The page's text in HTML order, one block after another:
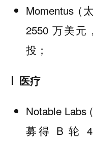
Momentus (
2550 万美元
投；
医疗
Notable Labs
募得 B 轮